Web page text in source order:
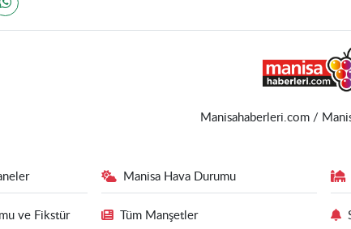
Manisahaberleri.com /
Manisa Hava Durumu
ve Fikstür Tüm Manşetler